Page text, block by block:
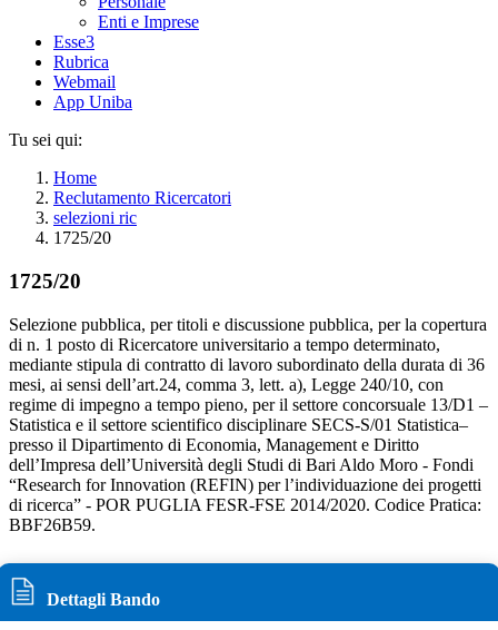
Enti e Imprese
Esse3
Rubrica
Webmail
App Uniba
Tu sei qui:
Home
Reclutamento Ricercatori
selezioni ric
1725/20
1725/20
Selezione pubblica, per titoli e discussione pubblica, per la copertura
di n. 1 posto di Ricercatore universitario a tempo determinato,
mediante stipula di contratto di lavoro subordinato della durata di 36
mesi, ai sensi dell’art.24, comma 3, lett. a), Legge 240/10, con
regime di impegno a tempo pieno, per il settore concorsuale 13/D1 –
Statistica e il settore scientifico disciplinare SECS-S/01 Statistica–
presso il Dipartimento di Economia, Management e Diritto
dell’Impresa dell’Università degli Studi di Bari Aldo Moro - Fondi
“Research for Innovation (REFIN) per l’individuazione dei progetti
di ricerca” - POR PUGLIA FESR-FSE 2014/2020. Codice Pratica:
BBF26B59.
Dettagli Bando